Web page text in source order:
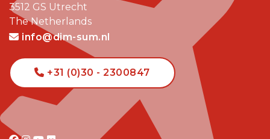
3512 GS Utrecht
The Netherlands
info@dim-sum.nl
+31 (0)30 - 2300847